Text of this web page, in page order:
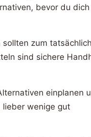
bevor du
zum
sind sichere
einplanen
lieber wenige gut